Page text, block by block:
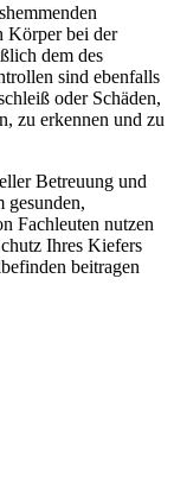
Körper bei der
dem des
sind ebenfalls
oder Schäden,
zu erkennen und zu
Betreuung und
gesunden,
Fachleuten nutzen
Ihres Kiefers
beitragen